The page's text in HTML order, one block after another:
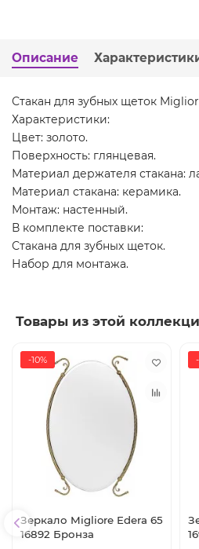
Описание
Стакан для зубных щеток
Характеристики:
Цвет: золото.
Поверхность: глянцевая.
Материал держателя стакана:
Материал стакана: керамика.
Монтаж: настенный.
В комплекте поставки:
Стакана для зубных щеток.
Набор для монтажа.
Товары из этой
-10%
Зеркало Migliore Edera 65
16892 Бронза